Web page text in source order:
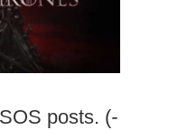
posts. (-